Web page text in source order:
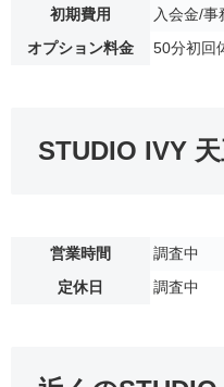
初期費用
入会金/
オプション料金
50分初回
STUDIO IVY
営業時間
調査中
定休日
調査中